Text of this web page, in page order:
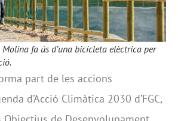
fa ús d’una bicicleta elèctrica per
part de les accions
d’Acció Climàtica 2030 d’FGC,